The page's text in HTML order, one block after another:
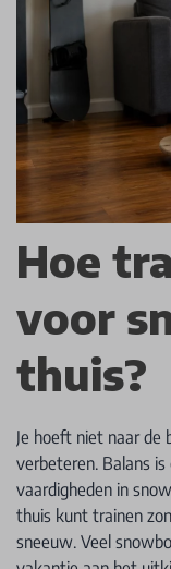
Hoe
voor
thuis?
Je hoeft niet naar de
verbeteren. Balans
vaardigheden in
thuis kunt trainen
sneeuw. Veel